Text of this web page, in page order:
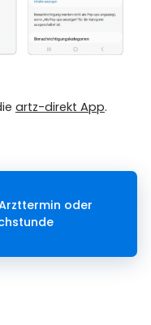
artz-direkt App.
oder